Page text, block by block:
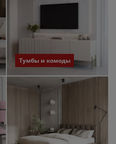
Тумбы и комоды